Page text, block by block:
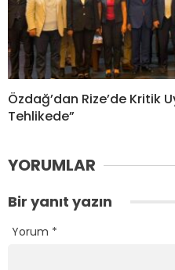
Özdağ’dan Rize’de Kritik
Tehlikede”
YORUMLAR
Bir yanıt yazın
Yorum *